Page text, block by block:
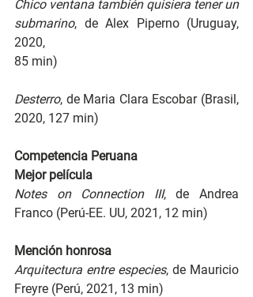
Chico ventana también quisiera tener un
submarino, de Alex Piperno (Uruguay,
2020,
85 min)
Desterro, de Maria Clara Escobar (Brasil,
2020, 127 min)
Competencia Peruana
Mejor película
Notes on Connection III, de Andrea
Franco (Perú-EE. UU, 2021, 12 min)
Mención honrosa
Arquitectura entre especies, de Mauricio
Freyre (Perú, 2021, 13 min)